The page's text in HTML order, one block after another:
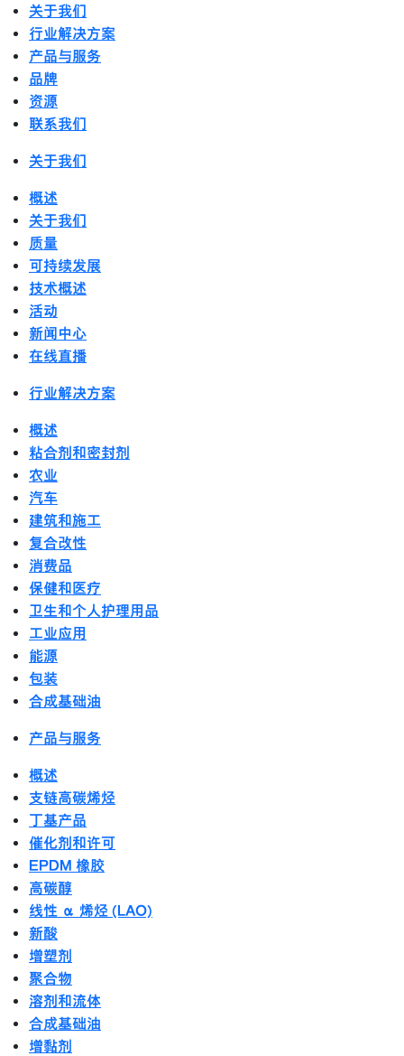
关于我们
行业解决方案
产品与服务
品牌
资源
联系我们
关于我们
概述
关于我们
质量
可持续发展
技术概述
活动
新闻中心
在线直播
行业解决方案
概述
粘合剂和密封剂
农业
汽车
建筑和施工
复合改性
消费品
保健和医疗
卫生和个人护理用品
工业应用
能源
包装
合成基础油
产品与服务
概述
支链高碳烯烃
丁基产品
催化剂和许可
EPDM 橡胶
高碳醇
线性 α 烯烃 (LAO)
新酸
增塑剂
聚合物
溶剂和流体
合成基础油
增黏剂